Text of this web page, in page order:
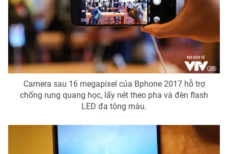
Camera sau 16 megapixel của Bphone 2017 hỗ trợ
chống rung quang học, lấy nét theo pha và đèn flash
LED đa tông màu.